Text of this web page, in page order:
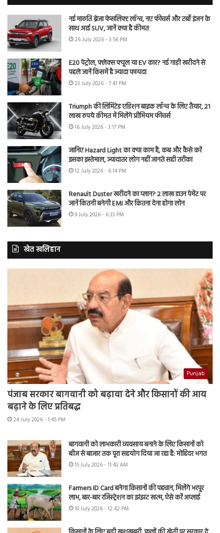
नई मारुति ब्रेजा फेसलिफ्ट लॉन्च, नए फीचर्स और टर्बो इंजन के
साथ आई SUV, जानें क्या है कीमत
26 July 2026 - 3:56 PM
E20 पेट्रोल, फ्लेक्स फ्यूल या EV कार? नई गाड़ी खरीदने से
पहले जानें किसमें है ज्यादा फायदा
23 July 2026 - 7:41 PM
Triumph की लिमिटेड एडिशन बाइक लॉन्च के लिए तैयार, 21
लाख रुपये कीमत में मिलेंगे प्रीमियम फीचर्स
16 July 2026 - 3:17 PM
जानिए Hazard Light का क्या काम है, कब और कैसे करें
इसका इस्तेमाल, ज्यादातर लोग नहीं जानते सही तरीका
12 July 2026 - 6:14 PM
Renault Duster खरीदने का प्लान? 2 लाख डाउन पेमेंट पर
जानें कितनी बनेगी EMI और कितना देना होगा लोन
9 July 2026 - 6:33 PM
खेत खलिहान
Punjab
पंजाब सरकार बागवानी को बढ़ावा देने और किसानों की आय
बढ़ाने के लिए प्रतिबद्ध
24 July 2026 - 1:45 PM
बागवानी को लाभकारी व्यवसाय बनाने के लिए किसानों को
बीज से बाजार तक पूरा सहयोग दिया जा रहा है: मोहिंदर भगत
15 July 2026 - 11:43 AM
Farmers ID Card बनेगा किसानों की पहचान, मिलेंगे भरपूर
लाभ, बार-बार रजिस्ट्रेशन का झंझट खत्म, ऐसे करें अप्लाई
10 July 2026 - 12:42 PM